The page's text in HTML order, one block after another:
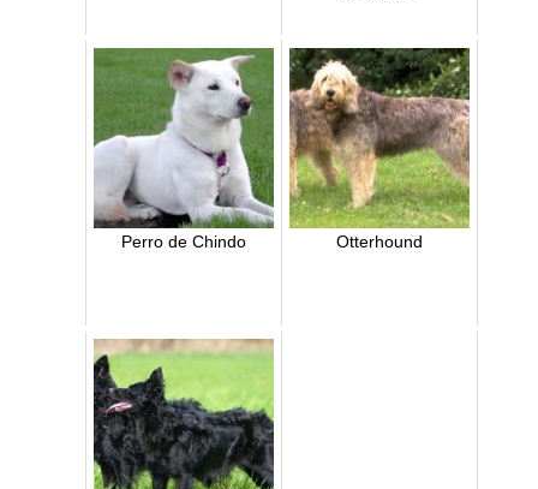
Perro de Chindo Otterhound